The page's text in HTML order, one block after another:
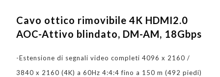
Cavo ottico rimovibile 4K HDMI2.0
AOC-Attivo blindato, DM-AM, 18Gbps
-Estensione di segnali video completi 4096 x 2160 /
3840 x 2160 (4K) a 60Hz 4:4:4 fino a 150 m (492 piedi)